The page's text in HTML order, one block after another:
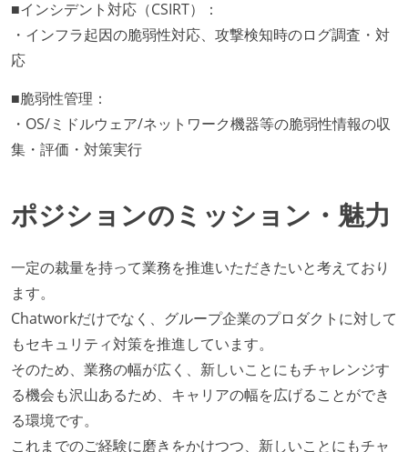
■インシデント対応（CSIRT）：
・インフラ起因の脆弱性対応、攻撃検知時のログ調査・対
応
■脆弱性管理：
・OS/ミドルウェア/ネットワーク機器等の脆弱性情報の収
集・評価・対策実行
ポジションのミッション・魅力
一定の裁量を持って業務を推進いただきたいと考えており
ます。
Chatworkだけでなく、グループ企業のプロダクトに対して
もセキュリティ対策を推進しています。
そのため、業務の幅が広く、新しいことにもチャレンジす
る機会も沢山あるため、キャリアの幅を広げることができ
る環境です。
これまでのご経験に磨きをかけつつ、新しいことにもチャ